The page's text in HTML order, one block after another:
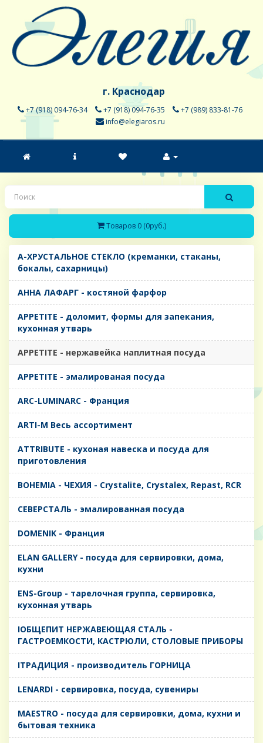
г. Краснодар
+7 (918) 094-76-34 +7 (918) 094-76-35
+7 (989) 833-81-76
info@elegiaros.ru
Товаров 0 (0руб.)
A-ХРУСТАЛЬНОЕ СТЕКЛО (креманки, стаканы,
бокалы, сахарницы)
AHHA ЛАФАРГ - костяной фарфор
APPETITE - доломит, формы для запекания,
кухонная утварь
APPETITE - нержавейка наплитная посуда
APPETITE - эмалированая посуда
ARC-LUMINARC - Франция
ARTI-M Весь ассортимент
ATTRIBUTE - кухоная навеска и посуда для
приготовления
BOHEMIA - ЧЕХИЯ - Crystalite, Crystalex, Repast, RCR
CЕВЕРСТАЛЬ - эмалированная посуда
DOMENIK - Франция
ELAN GALLERY - посуда для сервировки, дома,
кухни
ENS-Group - тарелочная группа, сервировка,
кухонная утварь
IОБЩЕПИТ НЕРЖАВЕЮЩАЯ СТАЛЬ -
ГАСТРОЕМКОСТИ, КАСТРЮЛИ, СТОЛОВЫЕ ПРИБОРЫ
IТРАДИЦИЯ - производитель ГОРНИЦА
LENARDI - сервировка, посуда, сувениры
MAESTRO - посуда для сервировки, дома, кухни и
бытовая техника